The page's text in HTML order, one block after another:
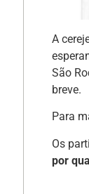
A
São
breve.
Para
Os
por